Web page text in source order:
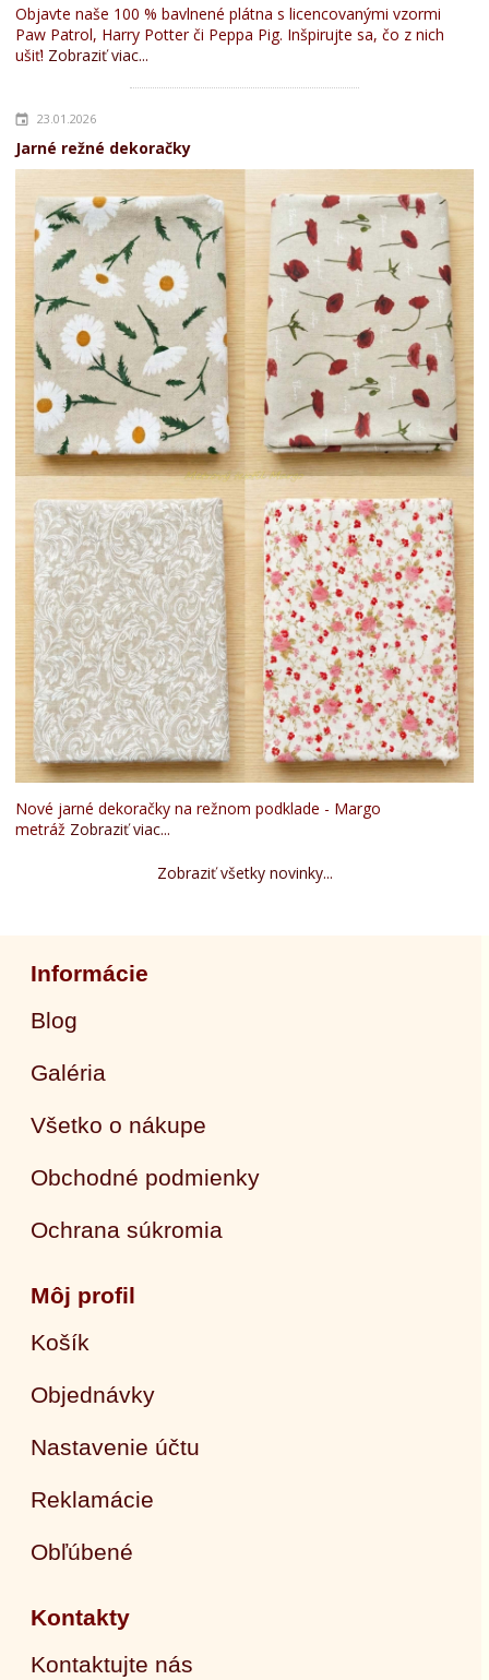
Objavte naše 100 % bavlnené plátna s licencovanými vzormi
Paw Patrol, Harry Potter či Peppa Pig. Inšpirujte sa, čo z nich
ušiť! Zobraziť viac...
23.01.2026
Jarné režné dekoračky
Nové jarné dekoračky na režnom podklade - Margo
metráž Zobraziť viac...
Zobraziť všetky novinky...
Informácie
Blog
Galéria
Všetko o nákupe
Obchodné podmienky
Ochrana súkromia
Môj profil
Košík
Objednávky
Nastavenie účtu
Reklamácie
Obľúbené
Kontakty
Kontaktujte nás